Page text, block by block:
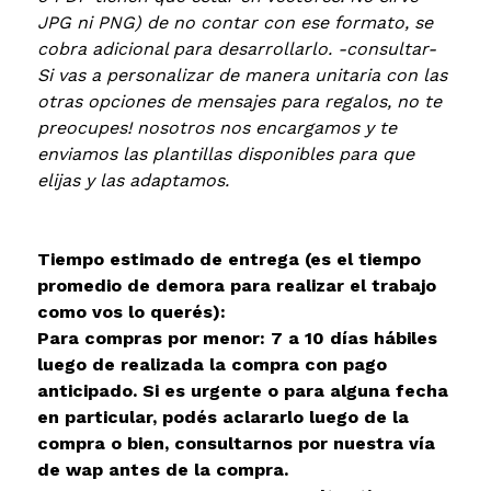
JPG ni PNG) de no contar con ese formato, se
cobra adicional para desarrollarlo. -consultar-
Si vas a personalizar de manera unitaria con las
otras opciones de mensajes para regalos, no te
preocupes! nosotros nos encargamos y te
enviamos las plantillas disponibles para que
elijas y las adaptamos.
Tiempo estimado de entrega (es el tiempo
promedio de demora para realizar el trabajo
como vos lo querés):
Para compras por menor: 7 a 10 días hábiles
luego de realizada la compra con pago
anticipado. Si es urgente o para alguna fecha
en particular, podés aclararlo luego de la
compra o bien, consultarnos por nuestra vía
de wap antes de la compra.